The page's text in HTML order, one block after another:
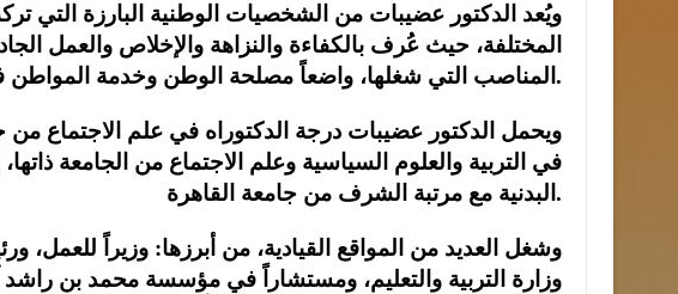
ويُعد الدكتور عضيبات من الشخصيات الوطنية البارزة التي
المختلفة، حيث عُرف بالكفاءة والنزاهة والإخلاص والعمل
المناصب التي شغلها، واضعاً مصلحة الوطن وخدمة المواطن في مقدمة أولوياته.
ويحمل الدكتور عضيبات درجة الدكتوراه في علم الاجتماع من
في التربية والعلوم السياسية وعلم الاجتماع من الجامعة
البدنية مع مرتبة الشرف من جامعة القاهرة.
وشغل العديد من المواقع القيادية، من أبرزها: وزيراً للعمل،
وزارة التربية والتعليم، ومستشاراً في مؤسسة محمد بن